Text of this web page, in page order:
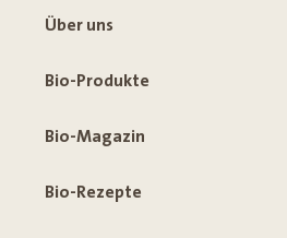
Über uns
Bio-Produkte
Bio-Magazin
Bio-Rezepte